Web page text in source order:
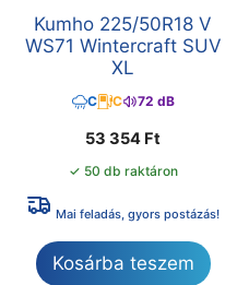
Kumho 225/50R18 V
WS71 Wintercraft SUV
XL
C C 72 dB
53 354 Ft
✓ 50 db raktáron
Mai feladás, gyors postázás!
Kosárba teszem